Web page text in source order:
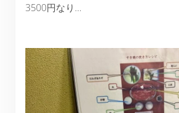
3500円なり…